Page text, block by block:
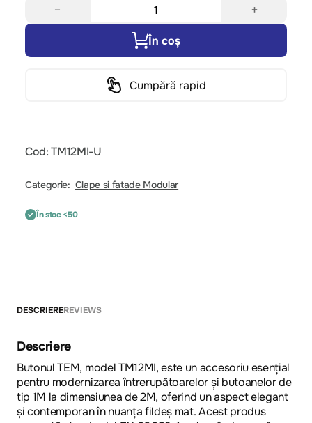
− +
În coș
Cumpără rapid
Cod: TM12MI-U
Categorie: Clape si fatade Modular
În stoc <50
DESCRIEREREVIEWS
Descriere
Butonul TEM, model TM12MI, este un accesoriu esențial
pentru modernizarea întrerupătoarelor și butoanelor de
tip 1M la dimensiunea de 2M, oferind un aspect elegant
și contemporan în nuanța fildeș mat. Acest produs